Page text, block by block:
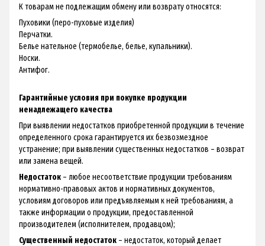
К товарам не подлежащим обмену или возврату относятся:
Пуховики (перо-пуховые изделия)
Перчатки.
Белье нательное (термобелье, белье, купальники).
Носки.
Антифог.
Гарантийные условия при покупке продукции
ненадлежащего качества
При выявлении недостатков приобретенной продукции в течение
определенного срока гарантируется их безвозмездное
устранение; при выявлении существенных недостатков – возврат
или замена вещей.
Недостаток – любое несоответствие продукции требованиям
нормативно-правовых актов и нормативных документов,
условиям договоров или предъявляемым к ней требованиям, а
также информации о продукции, предоставленной
производителем (исполнителем, продавцом);
Существенный недостаток – недостаток, который делает